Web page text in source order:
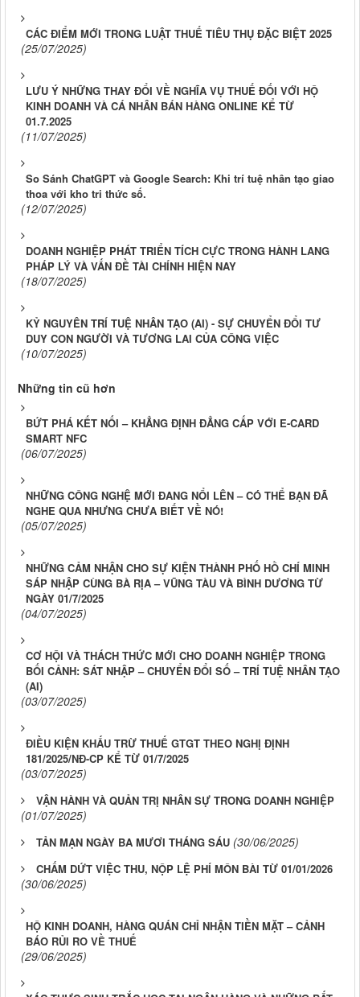
CÁC ĐIỂM MỚI TRONG LUẬT THUẾ TIÊU THỤ ĐẶC BIỆT 2025
(25/07/2025)
LƯU Ý NHỮNG THAY ĐỔI VỀ NGHĨA VỤ THUẾ ĐỐI VỚI HỘ
KINH DOANH VÀ CÁ NHÂN BÁN HÀNG ONLINE KỂ TỪ
01.7.2025
(11/07/2025)
So Sánh ChatGPT và Google Search: Khi trí tuệ nhân tạo giao
thoa với kho tri thức số.
(12/07/2025)
DOANH NGHIỆP PHÁT TRIỂN TÍCH CỰC TRONG HÀNH LANG
PHÁP LÝ VÀ VẤN ĐỀ TÀI CHÍNH HIỆN NAY
(18/07/2025)
KỶ NGUYÊN TRÍ TUỆ NHÂN TẠO (AI) - SỰ CHUYỂN ĐỔI TƯ
DUY CON NGƯỜI VÀ TƯƠNG LAI CỦA CÔNG VIỆC
(10/07/2025)
Những tin cũ hơn
BỨT PHÁ KẾT NỐI – KHẲNG ĐỊNH ĐẲNG CẤP VỚI E-CARD
SMART NFC
(06/07/2025)
NHỮNG CÔNG NGHỆ MỚI ĐANG NỔI LÊN – CÓ THỂ BẠN ĐÃ
NGHE QUA NHƯNG CHƯA BIẾT VỀ NÓ!
(05/07/2025)
NHỮNG CẢM NHẬN CHO SỰ KIỆN THÀNH PHỐ HỒ CHÍ MINH
SÁP NHẬP CÙNG BÀ RỊA – VŨNG TÀU VÀ BÌNH DƯƠNG TỪ
NGÀY 01/7/2025
(04/07/2025)
CƠ HỘI VÀ THÁCH THỨC MỚI CHO DOANH NGHIỆP TRONG
BỐI CẢNH: SÁT NHẬP – CHUYỂN ĐỔI SỐ – TRÍ TUỆ NHÂN TẠO
(AI)
(03/07/2025)
ĐIỀU KIỆN KHẤU TRỪ THUẾ GTGT THEO NGHỊ ĐỊNH
181/2025/NĐ-CP KỂ TỪ 01/7/2025
(03/07/2025)
VẬN HÀNH VÀ QUẢN TRỊ NHÂN SỰ TRONG DOANH NGHIỆP
(01/07/2025)
TẢN MẠN NGÀY BA MƯƠI THÁNG SÁU (30/06/2025)
CHẤM DỨT VIỆC THU, NỘP LỆ PHÍ MÔN BÀI TỪ 01/01/2026
(30/06/2025)
HỘ KINH DOANH, HÀNG QUÁN CHỈ NHẬN TIỀN MẶT – CẢNH
BÁO RỦI RO VỀ THUẾ
(29/06/2025)